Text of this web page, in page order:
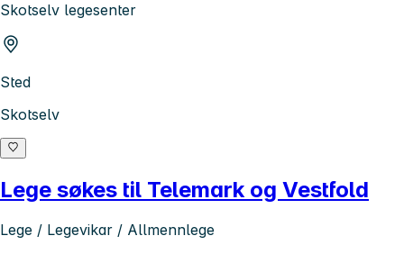
Skotselv legesenter
Sted
Skotselv
Lege søkes til Telemark og Vestfold
Lege / Legevikar / Allmennlege